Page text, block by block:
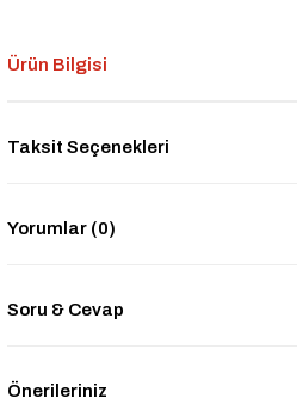
Ürün Bilgisi
Taksit Seçenekleri
Yorumlar (0)
Soru & Cevap
Önerileriniz